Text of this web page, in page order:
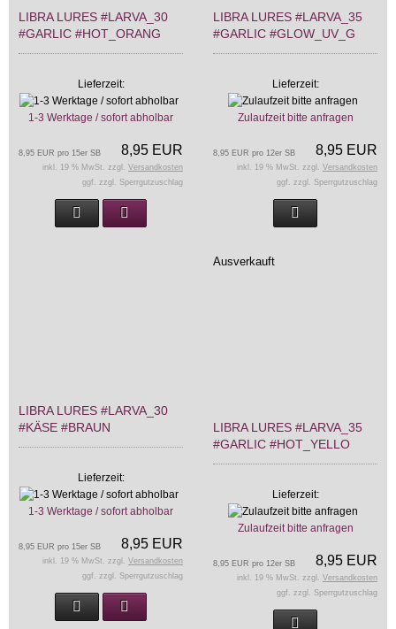
LIBRA LURES #LARVA_30
#GARLIC #HOT_ORANG
Lieferzeit:
1-3 Werktage / sofort abholbar
8,95 EUR
8,95 EUR pro 15er SB
inkl. 19 % MwSt. zzgl. Versandkosten
ggf. zzgl. Sperrgutzuschlag
LIBRA LURES #LARVA_35
#GARLIC #GLOW_UV_G
Lieferzeit:
Zulaufzeit bitte anfragen
8,95 EUR
8,95 EUR pro 12er SB
inkl. 19 % MwSt. zzgl. Versandkosten
ggf. zzgl. Sperrgutzuschlag
LIBRA LURES #LARVA_30
#KÄSE #BRAUN
Lieferzeit:
1-3 Werktage / sofort abholbar
8,95 EUR
8,95 EUR pro 15er SB
inkl. 19 % MwSt. zzgl. Versandkosten
ggf. zzgl. Sperrgutzuschlag
Ausverkauft
LIBRA LURES #LARVA_35
#GARLIC #HOT_YELLO
Lieferzeit:
Zulaufzeit bitte anfragen
8,95 EUR
8,95 EUR pro 12er SB
inkl. 19 % MwSt. zzgl. Versandkosten
ggf. zzgl. Sperrgutzuschlag